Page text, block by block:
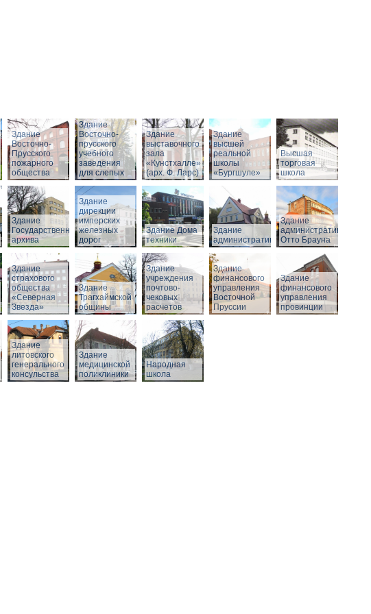
Здание
Восточно-
Прусского
пожарного
общества
Здание
Восточно-
прусского
учебного
заведения
для слепых
Здание
выставочного
зала
«Кунстхалле»
(арх. Ф. Ларс)
Здание
высшей
реальной
школы
«Бургшуле»
Высшая
торговая
школа
Здание
Государственного
архива
Здание
дирекции
имперских
железных
дорог
Здание Дома
техники
Здание
административное
Здание
административное
Отто Брауна
Здание
страхового
общества
«Северная
Звезда»
Здание
Трагхаймской
общины
Здание
учреждения
почтово-
чековых
расчетов
Здание
финансового
управления
Восточной
Пруссии
Здание
финансового
управления
провинции
Здание
литовского
генерального
консульства
Здание
медицинской
поликлиники
Народная
школа